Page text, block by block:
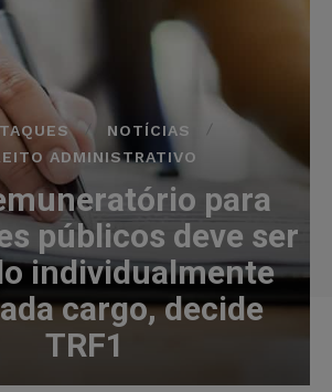
NOTÍCIAS
ADMINISTRATIVO
para
públicos deve ser
individualmente
cargo, decide
TRF1